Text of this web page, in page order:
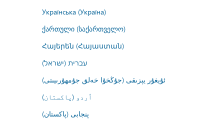
Українська (Україна)
ქართული (საქართველო)
Հայերեն (Հայաստան)
עברית (ישראל)
ئۇيغۇر يېزىقى (جۇڭخۇا خەلق جۇمھۇرىيىتى)
اُردو (پاکستان)
پنجابی (پاکستان)